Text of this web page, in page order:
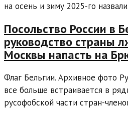
на осень и зиму 2025-го
Посольство России в
руководство страны
Москвы напасть на
Флаг Бельгии. Архивное фото
все больше встраивается в
русофобской части стран-